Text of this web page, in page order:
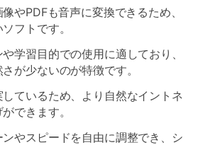
やPDFも音声に変換できるため、
フトです。
学習目的での使用に適しており、
が少ないのが特徴です。
ているため、より自然なイントネ
できます。
やスピードを自由に調整でき、シ